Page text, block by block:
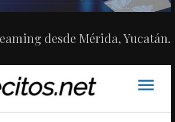
desde Mérida, Yucatán.